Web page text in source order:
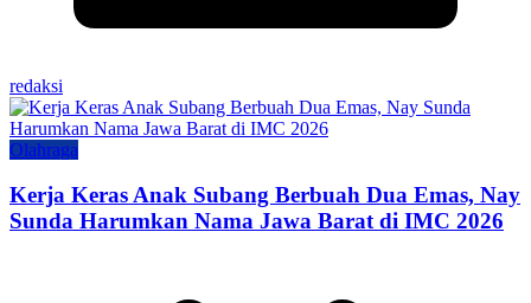
redaksi
Olahraga
Kerja Keras Anak Subang Berbuah Dua Emas, Nay
Sunda Harumkan Nama Jawa Barat di IMC 2026